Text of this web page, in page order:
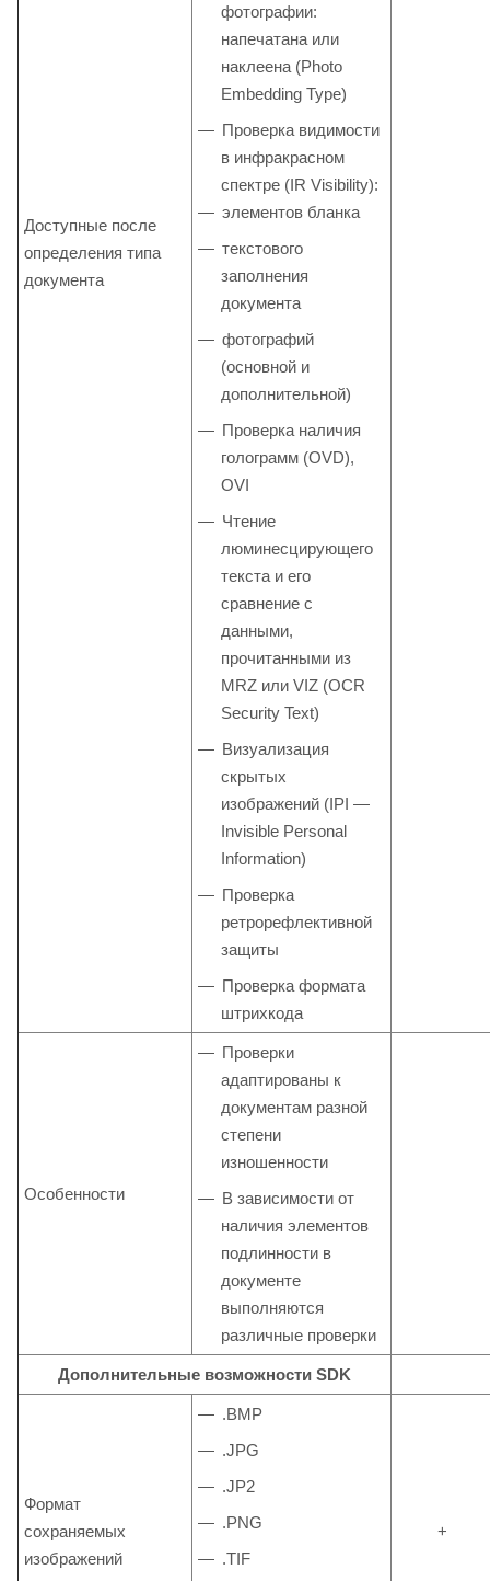
Доступные после
определения типа
документа
фотографии:
напечатана или
наклеена (Photo
Embedding Type)
Проверка видимости
в инфракрасном
спектре (IR Visibility):
элементов бланка
текстового
заполнения
документа
фотографий
(основной и
дополнительной)
Проверка наличия
голограмм (OVD),
OVI
Чтение
люминесцирующего
текста и его
сравнение с
данными,
прочитанными из
MRZ или VIZ (OCR
Security Text)
Визуализация
скрытых
изображений (IPI —
Invisible Personal
Information)
Проверка
ретрорефлективной
защиты
Проверка формата
штрихкода
Особенности
Проверки
адаптированы к
документам разной
степени
изношенности
В зависимости от
наличия элементов
подлинности в
документе
выполняются
различные проверки
Дополнительные возможности SDK
Формат
сохраняемых
изображений
.BMP
.JPG
.JP2
.PNG
.TIF
+